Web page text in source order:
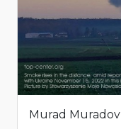
Murad Muradov